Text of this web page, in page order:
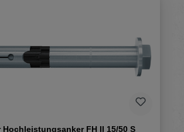
Hochleistungsanker FH II 15/50 S